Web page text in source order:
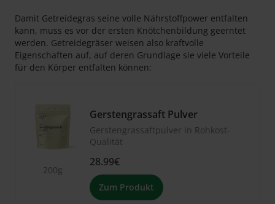
Damit Getreidegras seine volle Nährstoffpower entfalten
kann, muss es vor der ersten Knötchenbildung geerntet
werden. Getreidegräser weisen also kraftvolle
Eigenschaften auf, auf deren Grundlage sie viele Vorteile
für den Körper entfalten können:
200g
Gerstengrassaft Pulver
Gerstengrassaftpulver in Rohkost-
Qualität
28.99€
Zum Produkt